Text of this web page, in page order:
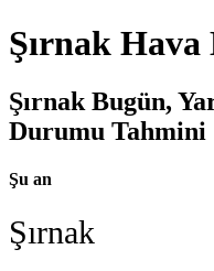
Şırnak
Şırnak Bugün,
Durumu Tahmini
Şu an
Şırnak